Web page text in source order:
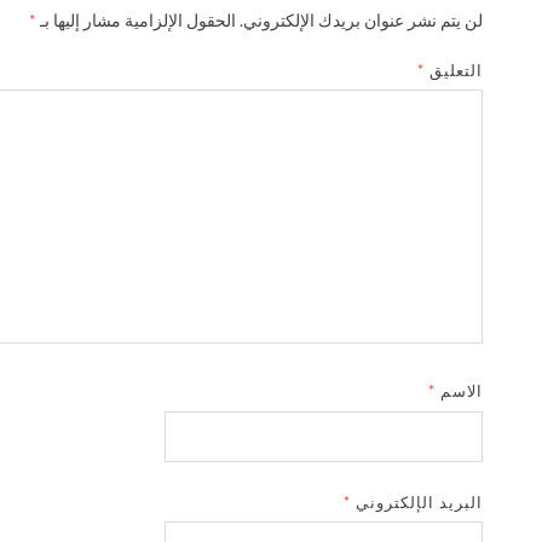
لن يتم نشر عنوان بريدك الإلكتروني. الحقول الإلزامية مشار إليها بـ *
التعليق *
الاسم *
البريد الإلكتروني *